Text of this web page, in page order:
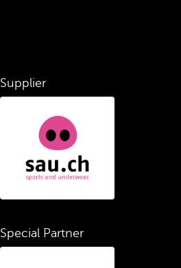
Supplier
Special Partner